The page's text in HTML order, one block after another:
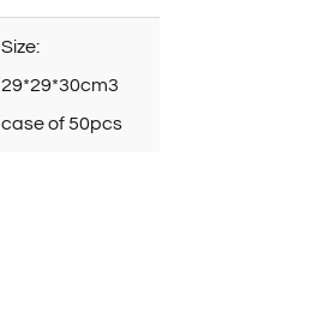
Size:
29*29*30cm3
case of 50pcs